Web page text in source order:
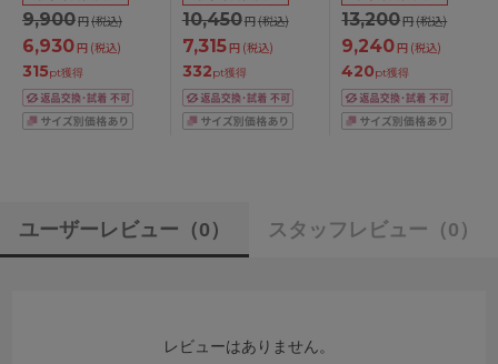
ンダー
65/70/75/80/85cm
9,900円(税込)
6,930円 (税込)
315pt獲得
65/70/75/80cm
10,450円(税込)
7,315円 (税込)
332pt獲得
13,200円(税込)
9,240円 (税込)
420pt獲得
ユーザーレビュー （0） スタッフレビュー （0）
レビューはありません。